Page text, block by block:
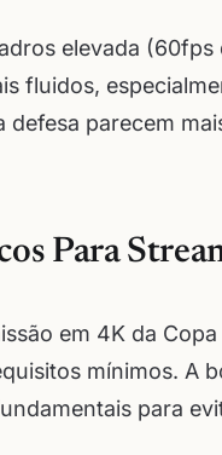
elevada
fluidos,
defesa parecem
Para
em 4K da
mínimos. A
para